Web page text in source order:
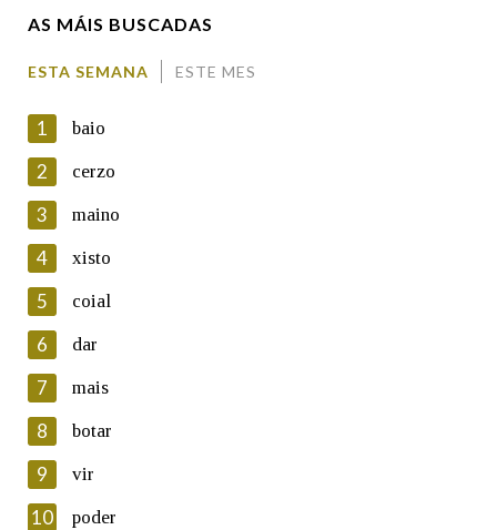
En cumprimento da normativa vixente en materia de
Protección de Datos de Carácter Persoal, a Real Academia
Galega informa a aqueles usuarios que faciliten o seu correo
electrónico, así como calquera outra información de carácter
persoal, que estes datos serán obxecto de tratamento
automatizado de carácter confidencial e incorporados aos seus
ficheiros informáticos. Así mesmo, os usuarios poderán exercer o
seu dereito de acceso, rectificación, oposición e cancelación dos
seus datos poñéndose en contacto connosco.
Lin e acepto as condicións da política de
Introduce o código que aparece na imaxe:
AS MÁIS BUSCADAS
ESTA SEMANA ESTE MES
1 baio
2 cerzo
3 maino
4 xisto
5 coial
6 dar
7 mais
8 botar
9 vir
10 poder